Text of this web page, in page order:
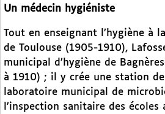
Un médecin hygiéniste
Tout en enseignant l’hygiène à
de Toulouse (1905-1910),
municipal d’hygiène de
à 1910) ; il y crée une station
laboratoire municipal de
l’inspection sanitaire des écoles